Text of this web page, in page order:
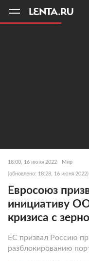
18:00, 16 июня 2022 Мир
(обновлено: 18:28, 16 июня 2022)
Евросоюз
инициативу
кризиса с
ЕС призвал Россию
разблокированию